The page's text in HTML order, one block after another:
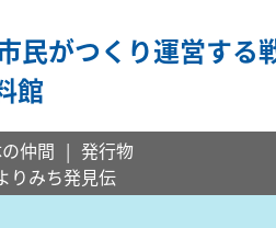
がつくり運営する
館
仲間
発行物
りみち発見伝